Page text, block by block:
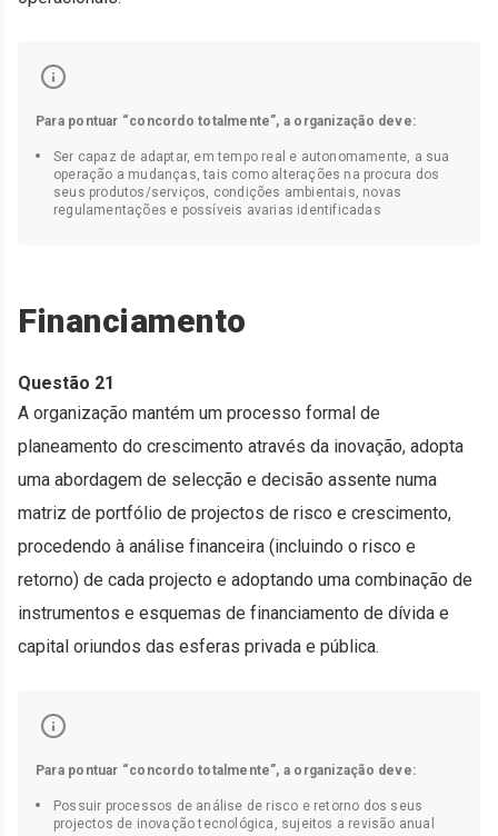
Para pontuar “concordo totalmente”, a organização deve:
Ser capaz de adaptar, em tempo real e autonomamente, a sua
operação a mudanças, tais como alterações na procura dos
seus produtos/serviços, condições ambientais, novas
regulamentações e possíveis avarias identificadas
Financiamento
Questão 21
A organização mantém um processo formal de
planeamento do crescimento através da inovação, adopta
uma abordagem de selecção e decisão assente numa
matriz de portfólio de projectos de risco e crescimento,
procedendo à análise financeira (incluindo o risco e
retorno) de cada projecto e adoptando uma combinação de
instrumentos e esquemas de financiamento de dívida e
capital oriundos das esferas privada e pública.
Para pontuar “concordo totalmente”, a organização deve:
Possuir processos de análise de risco e retorno dos seus
projectos de inovação tecnológica, sujeitos a revisão anual